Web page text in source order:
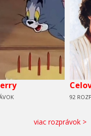
92
viac rozprávok >